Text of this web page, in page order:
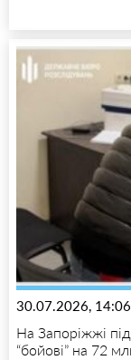
30.07.2026, 14:06
На Запоріжжі
“бойові” на 72